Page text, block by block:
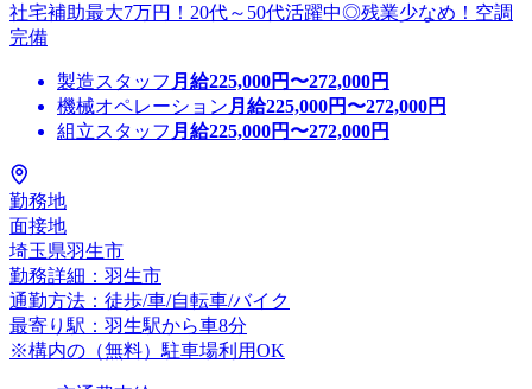
社宅補助最大7万円！20代～50代活躍中◎残業少なめ！空調
完備
製造スタッフ 月給225,000円〜272,000円
機械オペレーション 月給225,000円〜272,000円
組立スタッフ 月給225,000円〜272,000円
勤務地
面接地
埼玉県羽生市
勤務詳細：羽生市
通勤方法：徒歩/車/自転車/バイク
最寄り駅：羽生駅から車8分
※構内の（無料）駐車場利用OK